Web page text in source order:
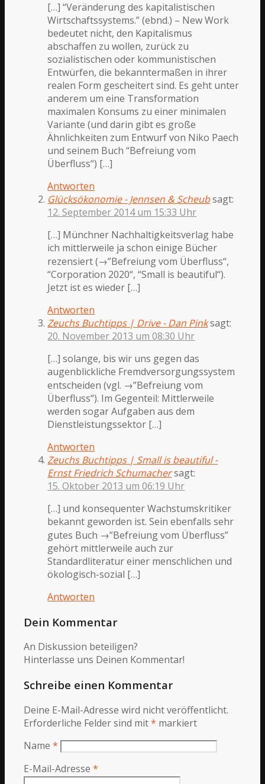
[…] “Veränderung des kapitalistischen
Wirtschaftssystems.” (ebnd.) – New Work
bedeutet nicht, den Kapitalismus
abschaffen zu wollen, zurück zu
sozialistischen oder kommunistischen
Entwürfen, die bekanntermaßen in ihrer
realen Form gescheitert sind. Es geht unter
anderem um eine Transformation
maximalen Konsums zu einer minimalen
Variante (und darin gibt es große
Ähnlichkeiten zum Entwurf von Niko Paech
und seinem Buch “Befreiung vom
Überfluss“) […]
Antworten
Glücksökonomie - Jennsen & Scheubsagt:
12. September 2014 um 15:33 Uhr
[…] Münchner Nachhaltigkeitsverlag habe
ich mittlerweile ja schon einige Bücher
rezensiert (→”Befreiung vom Überfluss“,
“Corporation 2020“, “Small is beautiful“).
Jetzt ist es wieder […]
Antworten
Zeuchs Buchtipps | Drive - Dan Pinksagt:
20. November 2013 um 08:30 Uhr
[…] solange, bis wir uns gegen das
augenblickliche Fremdversorgungssystem
entscheiden (vgl. →”Befreiung vom
Überfluss“). Im Gegenteil: Mittlerweile
werden sogar Aufgaben aus dem
Dienstleistungssektor […]
Antworten
Zeuchs Buchtipps | Small is beautiful -
Ernst Friedrich Schumachersagt:
15. Oktober 2013 um 06:19 Uhr
[…] und konsequenter Wachstumskritiker
bekannt geworden ist. Sein ebenfalls sehr
gutes Buch →”Befreiung vom Überfluss”
gehört mittlerweile auch zur
Standardliteratur einer menschlichen und
ökologisch-sozial […]
Antworten
Dein Kommentar
An Diskussion beteiligen?
Hinterlasse uns Deinen Kommentar!
Schreibe einen Kommentar
Deine E-Mail-Adresse wird nicht veröffentlicht.
Erforderliche Felder sind mit* markiert
Name*
E-Mail-Adresse*